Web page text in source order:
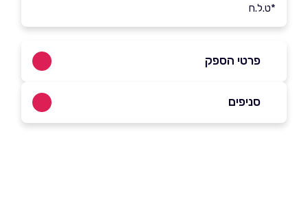
*ט.ל.ח
פרטי הספק
באתר בפייסבוק באינסטגרם
סניפים